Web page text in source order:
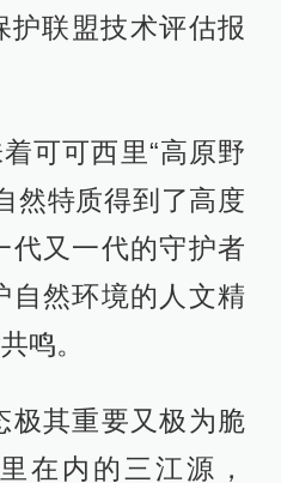
联盟技术评估报
可可西里“高原野
然特质得到了高度
代又一代的守护者
自然环境的人文精
鸣。
极其重要又极为脆
在内的三江源，